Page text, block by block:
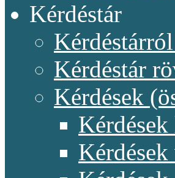
Kérdéstár
Kérdéstár
Kérdések